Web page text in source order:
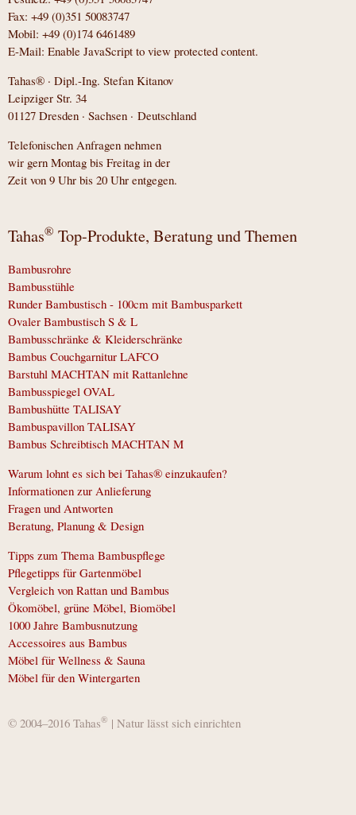
Fax: +49 (0)351 50083747
Mobil: +49 (0)174 6461489
E-Mail: Enable JavaScript to view protected content.
Tahas® · Dipl.-Ing. Stefan Kitanov
Leipziger Str. 34
01127 Dresden · Sachsen · Deutschland
Telefonischen Anfragen nehmen
wir gern Montag bis Freitag in der
Zeit von 9 Uhr bis 20 Uhr entgegen.
Tahas® Top-Produkte, Beratung und Themen
Bambusrohre
Bambusstühle
Runder Bambustisch - 100cm mit Bambusparkett
Ovaler Bambustisch S & L
Bambusschränke & Kleiderschränke
Bambus Couchgarnitur LAFCO
Barstuhl MACHTAN mit Rattanlehne
Bambusspiegel OVAL
Bambushütte TALISAY
Bambuspavillon TALISAY
Bambus Schreibtisch MACHTAN M
Warum lohnt es sich bei Tahas® einzukaufen?
Informationen zur Anlieferung
Fragen und Antworten
Beratung, Planung & Design
Tipps zum Thema Bambuspflege
Pflegetipps für Gartenmöbel
Vergleich von Rattan und Bambus
Ökomöbel, grüne Möbel, Biomöbel
1000 Jahre Bambusnutzung
Accessoires aus Bambus
Möbel für Wellness & Sauna
Möbel für den Wintergarten
© 2004–2016 Tahas® | Natur lässt sich einrichten